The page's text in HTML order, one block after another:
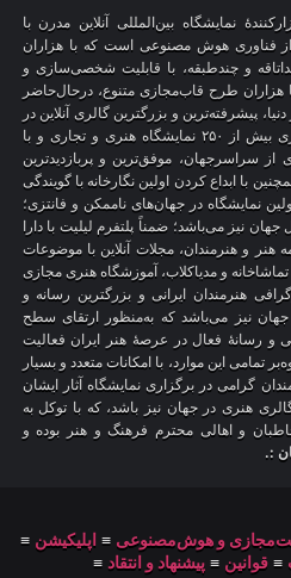
نمایشگاه بین‌المللی آنلاین مدرن با
فناوری هوش مصنوعی است که با هزاران
و چندطبقه، با قابلیت شخصی‌سازی و
هزاران طرح قاب‌مجازی متنوع، درحال‌حاضر
پیشرفته‌ترین و بزرگترین گالری آنلاین در
کل جهان می‌باشد، که باتجربهٔ برگزاری بیش از ۲۵۰ نمایشگاه هنری و تجاری و با
از سراسرجهان، موفق‌ترین و پربازدیدترین
با ابداع کردن اولین نگارخانه با گویندگی
نمایشگاه در جهان‌های ناممکن و فانتزی؛
جهان نیز می‌باشد؛ ضمناً پلتفرم لیلیت با دارا
هنر و هنرمندان، مجلات آنلاین با موضوعات
تماشاخانه و مدیاکلاب، آموزشگاه هنری مجازی
هنرمندان ایرانی و بزرگترین رسانه و
نیز می‌باشد که به‌منظور ارتقای سطح
و رسانهٔ فعال در عرصهٔ هنر ایران فعالیت
تمامی این موارد، با امکانات متعدد و بسیار
گرامی در برگزاری نمایشگاه آثار ایشان
هنری در جهان نیز باشد، که با توکل به
و اهالی محترم فرهنگ و هنر بوده و
:.
و هوش‌مصنوعی ≡ اپلیکیشن ≡
≡ قوانین ≡ پیشنهاد و انتقاد ≡